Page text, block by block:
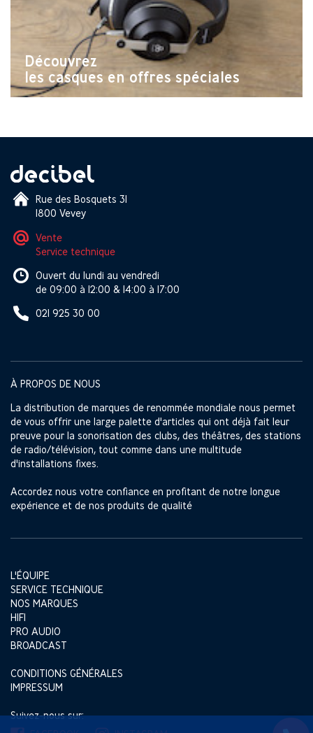
Découvrez
les casques en offres spéciales
Rue des Bosquets 31
1800 Vevey
Vente
Service technique
Ouvert du lundi au vendredi
de 09:00 à 12:00 & 14:00 à 17:00
021 925 30 00
À PROPOS DE NOUS
La distribution de marques de renommée mondiale nous permet
de vous offrir une large palette d'articles qui ont déjà fait leur
preuve pour la sonorisation des clubs, des théâtres, des stations
de radio/télévision, tout comme dans une multitude
d'installations fixes.
Accordez nous votre confiance en profitant de notre longue
expérience et de nos produits de qualité
L'ÉQUIPE
SERVICE TECHNIQUE
NOS MARQUES
HIFI
PRO AUDIO
BROADCAST
CONDITIONS GÉNÉRALES
IMPRESSUM
Suivez-nous sur: